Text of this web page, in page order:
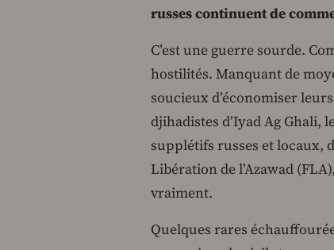
russes continuent de
C’est une guerre sourde.
hostilités. Manquant de
soucieux d’économiser
djihadistes d’Iyad Ag Ghali,
supplétifs russes et locaux,
Libération de l’Azawad
vraiment.
Quelques rares